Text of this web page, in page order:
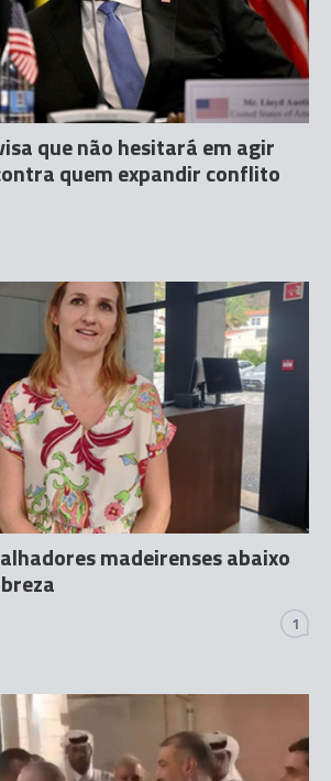
que não hesitará em agir
quem expandir conflito
madeirenses abaixo
1